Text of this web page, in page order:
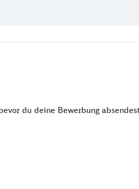
du deine Bewerbung